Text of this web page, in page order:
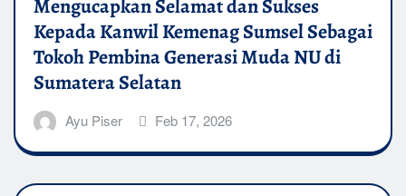
Mengucapkan Selamat dan Sukses
Kepada Kanwil Kemenag Sumsel Sebagai
Tokoh Pembina Generasi Muda NU di
Sumatera Selatan
Ayu Piser Feb 17, 2026